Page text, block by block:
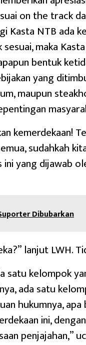
on the track
Kasta NTB ada
maka
bentuk
yang
maupun
kemerdekaan!
sudahkah
yang dijawab
Dibubarkan
lanjut LWH.
satu kelompok
ada satu
hukumnya,
ini,
penjajahan,”